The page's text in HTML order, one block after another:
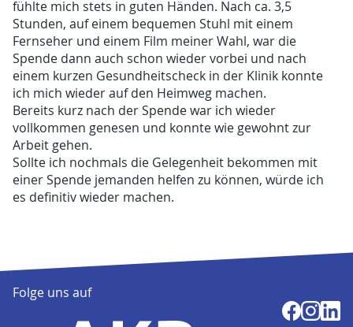
fühlte mich stets in guten Händen. Nach ca. 3,5
Stunden, auf einem bequemen Stuhl mit einem
Fernseher und einem Film meiner Wahl, war die
Spende dann auch schon wieder vorbei und nach
einem kurzen Gesundheitscheck in der Klinik konnte
ich mich wieder auf den Heimweg machen.
Bereits kurz nach der Spende war ich wieder
vollkommen genesen und konnte wie gewohnt zur
Arbeit gehen.
Sollte ich nochmals die Gelegenheit bekommen mit
einer Spende jemanden helfen zu können, würde ich
es definitiv wieder machen.
Folge uns auf